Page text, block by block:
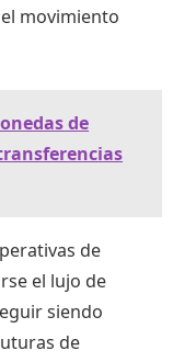
movimiento
de
de
el lujo de
siendo
de